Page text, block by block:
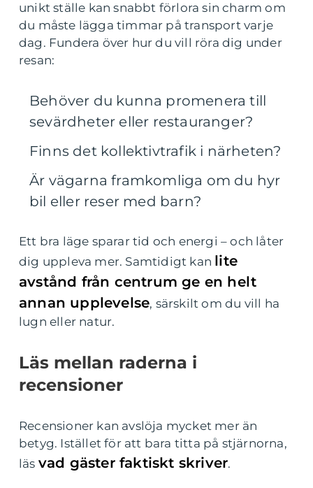
unikt ställe kan snabbt förlora sin charm om
du måste lägga timmar på transport varje
dag. Fundera över hur du vill röra dig under
resan:
Behöver du kunna promenera till
sevärdheter eller restauranger?
Finns det kollektivtrafik i närheten?
Är vägarna framkomliga om du hyr
bil eller reser med barn?
Ett bra läge sparar tid och energi – och låter
dig uppleva mer. Samtidigt kan lite
avstånd från centrum ge en helt
annan upplevelse, särskilt om du vill ha
lugn eller natur.
Läs mellan raderna i
recensioner
Recensioner kan avslöja mycket mer än
betyg. Istället för att bara titta på stjärnorna,
läs vad gäster faktiskt skriver.